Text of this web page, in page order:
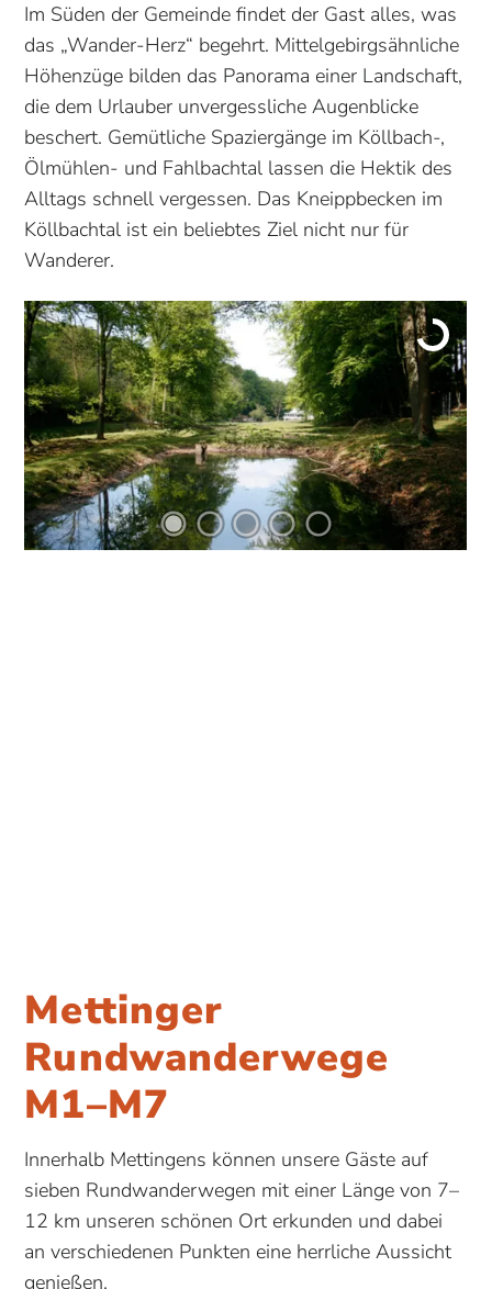
Im Süden der Gemeinde findet der Gast alles, was
das „Wander-Herz“ begehrt. Mittelgebirgsähnliche
Höhenzüge bilden das Panorama einer Landschaft,
die dem Urlauber unvergessliche Augenblicke
beschert. Gemütliche Spaziergänge im Köllbach-,
Ölmühlen- und Fahlbachtal lassen die Hektik des
Alltags schnell vergessen. Das Kneippbecken im
Köllbachtal ist ein beliebtes Ziel nicht nur für
Wanderer.
Mettinger
Rundwanderwege
M1–M7
Innerhalb Mettingens können unsere Gäste auf
sieben Rundwanderwegen mit einer Länge von 7–
12 km unseren schönen Ort erkunden und dabei
an verschiedenen Punkten eine herrliche Aussicht
genießen.